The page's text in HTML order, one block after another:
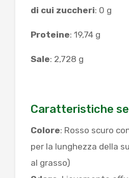
di cui zuccheri: 0 g
Proteine: 19,74 g
Sale: 2,728 g
Caratteristiche
Colore: Rosso scuro
per la lunghezza della
al grasso)